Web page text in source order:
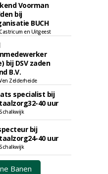
Voorman
bij
BUCH
en Uitgeest
bij DSV zaden
B.V.
Zelderheide
specialist bij
40 uur
bij
40 uur
Banen